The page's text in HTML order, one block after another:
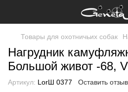
Товары для охотничьих собак
Нагрудник
Большой живот -68,
Артикул: LorШ 0377 Оставить отзыв